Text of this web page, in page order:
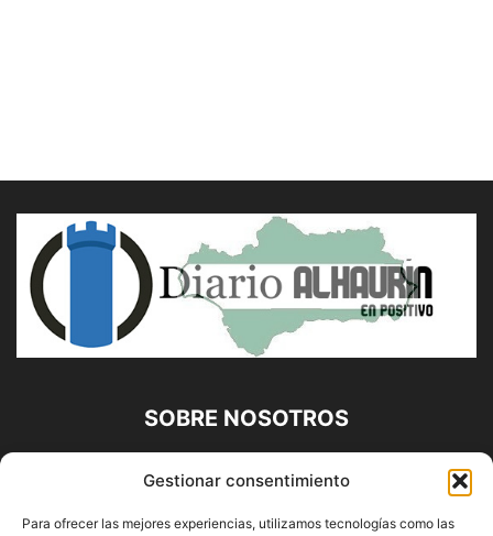
Gestionar consentimiento
Para ofrecer las mejores experiencias, utilizamos tecnologías como las
SOBRE NOSOTROS
Diario Alhaurín (www.alhaurindelatorre.com) Propiedad de
Francisco E. López López | 639 95 71 95 | Noticias de
Alhaurín de la Torre, Málaga y Provincia|